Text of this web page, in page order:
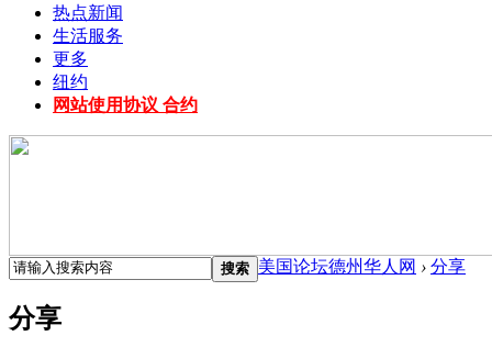
热点新闻
生活服务
更多
纽约
网站使用协议 合约
搜索 美国论坛德州华人网 › 分享
分享